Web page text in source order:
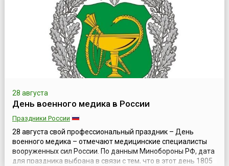
памяти святых мучеников Флора и Лавра...
28 августа
День военного медика в России
Праздники России
28 августа свой профессиональный праздник – День
военного медика – отмечают медицинские специалисты
вооруженных сил России. По данным Минобороны РФ, дата
для праздника выбрана в связи с тем, что в этот день 1805